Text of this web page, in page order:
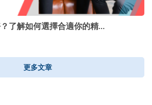
了解如何選擇合適你的精…
更多文章